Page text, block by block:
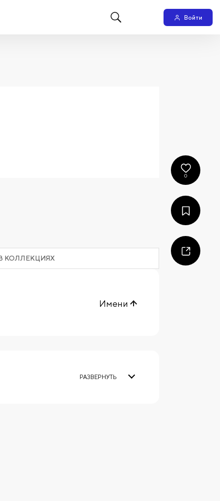
Войти
КОЛЛЕКЦИЯХ
РАЗВЕРНУТЬ
Имени
0